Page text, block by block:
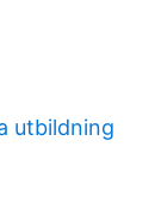
utbildning